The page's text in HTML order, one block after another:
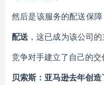
然后是该服务的配送保
配送 ，这已成为该公司
竞争对手建立了自己的交
贝索斯：亚马逊去年创